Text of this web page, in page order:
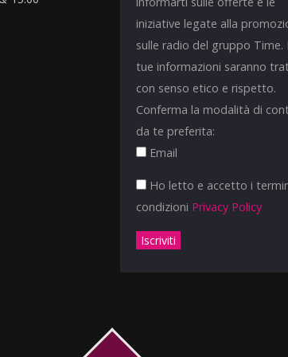
iniziative legate alla
sulle radio del gruppo Time.
tue informazioni saranno
con senso etico e rispetto.
Conferma la modalità di
da te preferita:
Email
Ho letto e accetto i
condizioni Privacy Policy